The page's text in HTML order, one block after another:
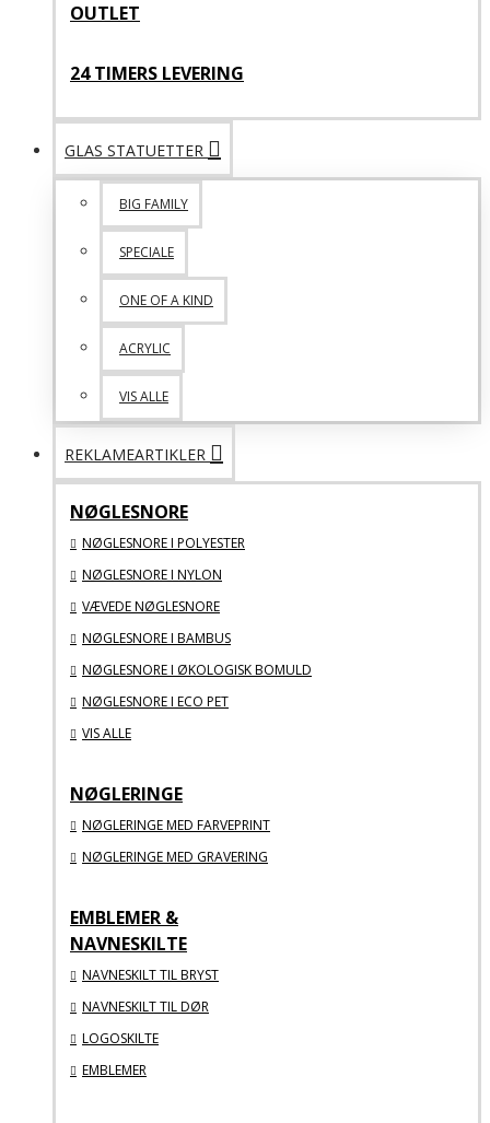
OUTLET
24 TIMERS LEVERING
GLAS STATUETTER
BIG FAMILY
SPECIALE
ONE OF A KIND
ACRYLIC
VIS ALLE
REKLAMEARTIKLER
NØGLESNORE
NØGLESNORE I POLYESTER
NØGLESNORE I NYLON
VÆVEDE NØGLESNORE
NØGLESNORE I BAMBUS
NØGLESNORE I ØKOLOGISK BOMULD
NØGLESNORE I ECO PET
VIS ALLE
NØGLERINGE
NØGLERINGE MED FARVEPRINT
NØGLERINGE MED GRAVERING
EMBLEMER &
NAVNESKILTE
NAVNESKILT TIL BRYST
NAVNESKILT TIL DØR
LOGOSKILTE
EMBLEMER